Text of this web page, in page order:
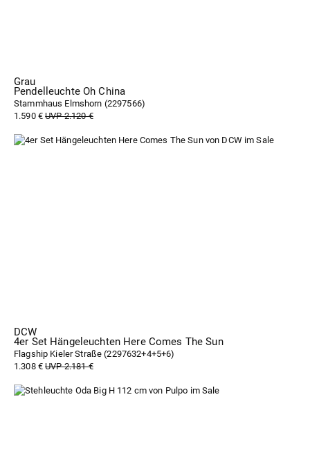
Grau
Pendelleuchte Oh China
Stammhaus Elmshorn (2297566)
1.590 €UVP 2.120 €
DCW
4er Set Hängeleuchten Here Comes The Sun
Flagship Kieler Straße (2297632+4+5+6)
1.308 €UVP 2.181 €